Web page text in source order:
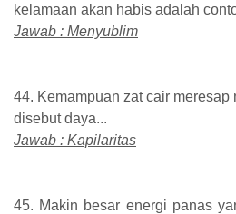
kelamaan akan habis adalah
Jawab : Menyublim
44. Kemampuan zat cair meresap
disebut daya...
Jawab : Kapilaritas
45. Makin besar energi panas